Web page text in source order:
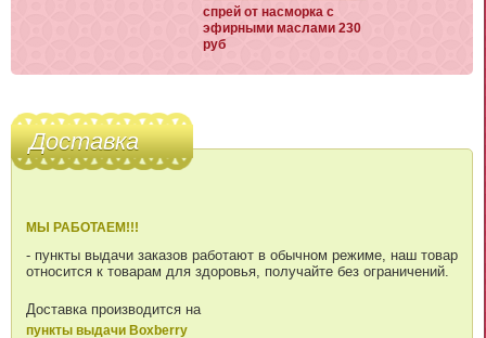
спрей от насморка с
эфирными маслами 230
руб
Доставка
МЫ РАБОТАЕМ!!!
- пункты выдачи заказов работают в обычном режиме, наш товар
относится к товарам для здоровья, получайте без ограничений.
Доставка производится на
пункты выдачи Boxberry